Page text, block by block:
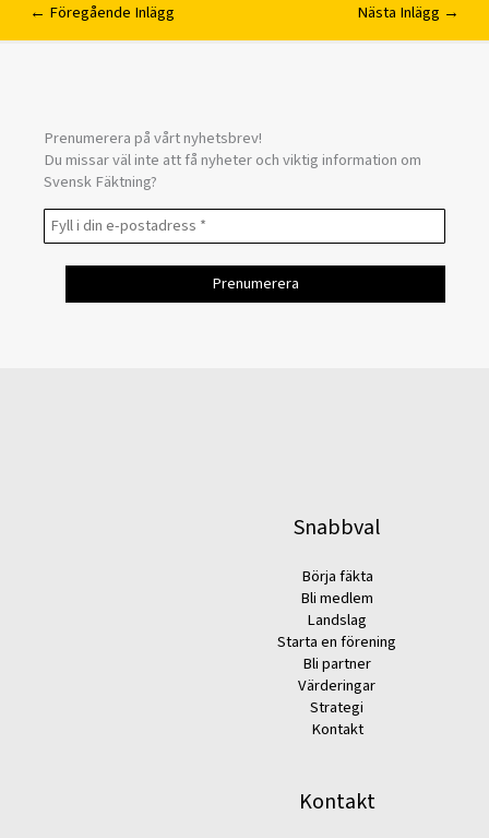
← Föregående Inlägg Nästa Inlägg →
Prenumerera på vårt nyhetsbrev!
Du missar väl inte att få nyheter och viktig information om
Svensk Fäktning?
Snabbval
Börja fäkta
Bli medlem
Landslag
Starta en förening
Bli partner
Värderingar
Strategi
Kontakt
Kontakt